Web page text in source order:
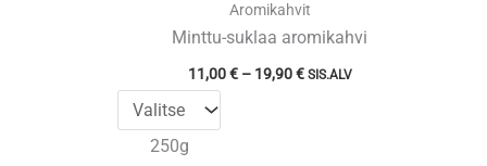
Aromikahvit
Minttu-suklaa aromikahvi
11,00€ – 19,90€Hintaluokka:
11,00 €
SIS.ALV
250g